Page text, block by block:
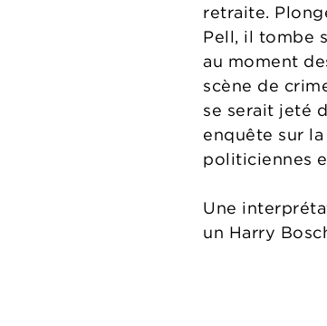
retraite.
Pell, il tombe
au moment
scène de
se serait jeté
enquête sur
politiciennes
Une
un Harry